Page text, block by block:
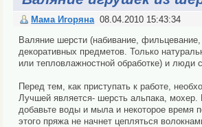
Мама Игоряна 08.04.2010 15:43:34
Валяние шерсти (набивание,
декоративных предметов. Только
или тепловлажностной обработке) и люди
Перед тем, как приступать к работе,
Лучшей является- шерсть альпака,
добавьте воды и мыла и некоторое время
этого пряжа не начнет цепляться